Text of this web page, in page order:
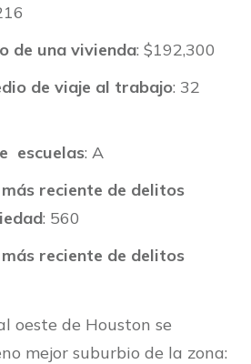
de una vivienda: $192,300
de viaje al trabajo: 32
escuelas: A
reciente de delitos
: 560
reciente de delitos
oeste de Houston se
mejor suburbio de la zona: